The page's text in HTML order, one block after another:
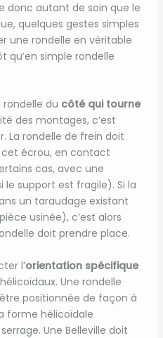
donc autant de soin que le
quelques gestes simples
une rondelle en véritable
qu’en simple rondelle
rondelle du côté qui tourne
des montages, c’est
La rondelle de frein doit
cet écrou, en contact
cas, avec une
support est fragile). Si la
un taraudage existant
usinée), c’est alors
doit prendre place.
l’orientation spécifique
Une rondelle
positionnée de façon à
forme hélicoïdale
Une Belleville doit